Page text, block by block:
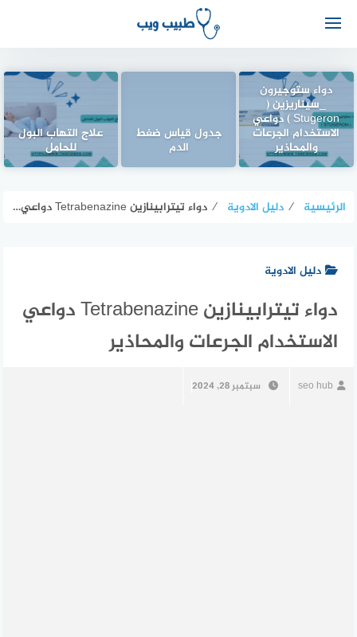
دواء ستوجيرون
_سيناريزين (
Stugeron ) دواعي
الاستخدام الجرعات
والمحاذير
جدول قياس ضغط
الدم
علاج التهاب البول
للحامل
الرئيسية ⁄ دليل الادوية ⁄ دواء تيترابينازين Tetrabenazine دواعي الاستخدام الجرعات والمحاذير
دليل الادوية
دواء تيترابينازين Tetrabenazine دواعي
الاستخدام الجرعات والمحاذير
seo hub سبتمبر 28, 2024